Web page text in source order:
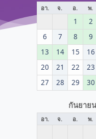
อา. จ. อ. พ.
1 2
6
7 8 9
13
14 15 16
20
21 22 23
27
28 29 30
กันยาย
อา. จ. อ. พ.